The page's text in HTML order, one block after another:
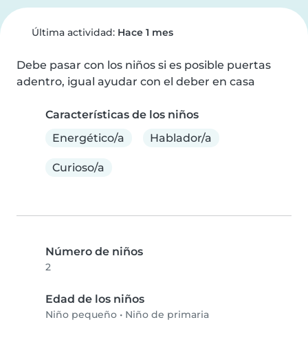
Última actividad: Hace 1 mes
Debe pasar con los niños si es posible puertas
adentro, igual ayudar con el deber en casa
Características de los niños
Energético/a
Hablador/a
Curioso/a
Número de niños
2
Edad de los niños
Niño pequeño • Niño de primaria